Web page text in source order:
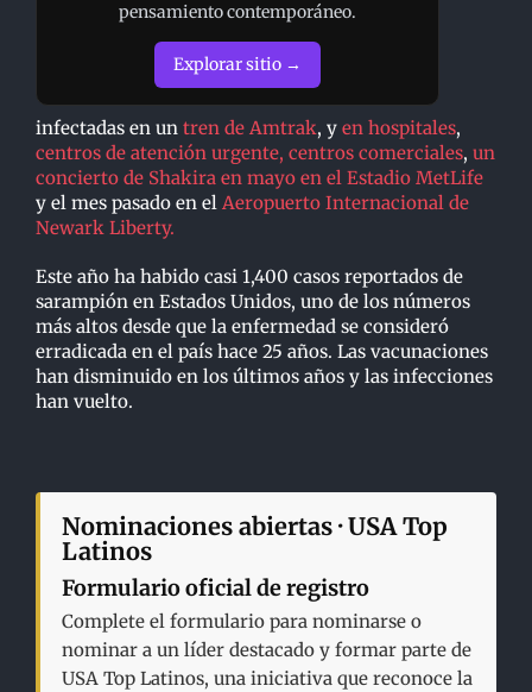
pensamiento contemporáneo.
Explorar sitio →
infectadas en un tren de Amtrak, y en hospitales,
centros de atención urgente, centros comerciales, un
concierto de Shakira en mayo en el Estadio MetLife
y el mes pasado en el Aeropuerto Internacional de
Newark Liberty.
Este año ha habido casi 1,400 casos reportados de
sarampión en Estados Unidos, uno de los números
más altos desde que la enfermedad se consideró
erradicada en el país hace 25 años. Las vacunaciones
han disminuido en los últimos años y las infecciones
han vuelto.
Nominaciones abiertas · USA Top
Latinos
Formulario oficial de registro
Complete el formulario para nominarse o
nominar a un líder destacado y formar parte de
USA Top Latinos, una iniciativa que reconoce la